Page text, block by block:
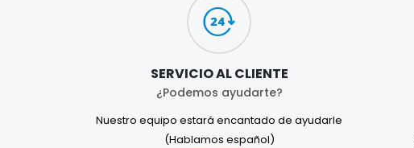
SERVICIO AL CLIENTE
¿Podemos ayudarte?
Nuestro equipo estará encantado de ayudarle
(Hablamos español)